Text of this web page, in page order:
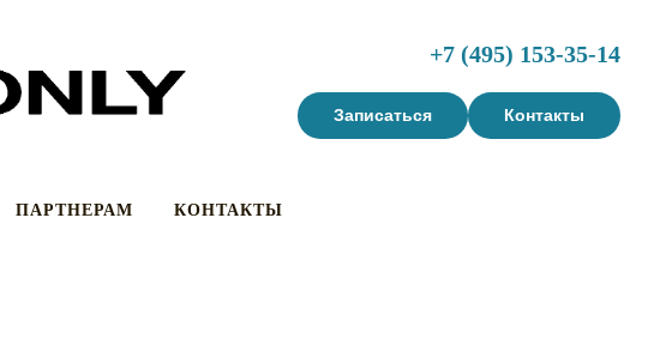
+7 (495) 153-35-14
Записаться Контакты
ПАРТНЕРАМ КОНТАКТЫ